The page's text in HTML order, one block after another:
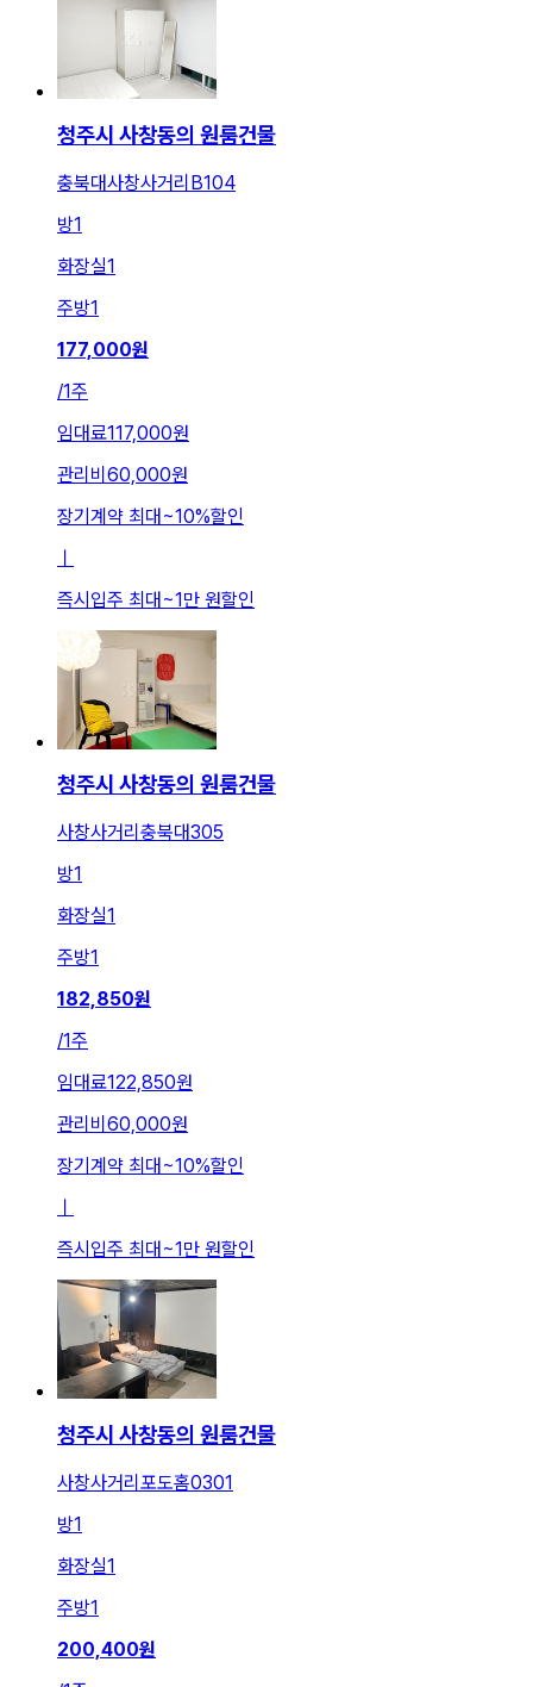
청주시 사창동의 원룸건물
충북대사창사거리B104
방1
화장실1
주방1
177,000원
/1주
임대료117,000원
관리비 60,000원
장기계약 최대~10%할인
ㅣ
즉시입주 최대~1만 원할인
청주시 사창동의 원룸건물
사창사거리충북대305
방1
화장실1
주방1
182,850원
/1주
임대료122,850원
관리비 60,000원
장기계약 최대~10%할인
ㅣ
즉시입주 최대~1만 원할인
청주시 사창동의 원룸건물
사창사거리포도홈0301
방1
화장실1
주방1
200,400원